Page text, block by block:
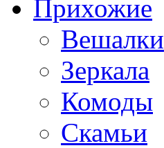
Прихожие
Вешалки
Зеркала
Комоды
Скамьи